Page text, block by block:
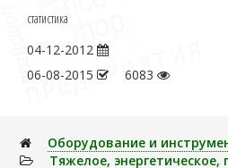
статистика
04-12-2012
06-08-2015
6083
Оборудование и
Тяжелое,